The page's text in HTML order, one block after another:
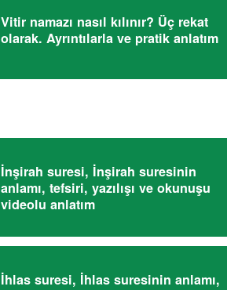
Vitir namazı nasıl kılınır? Üç rekat
olarak. Ayrıntılarla ve pratik anlatım
İnşirah suresi, İnşirah suresinin
anlamı, tefsiri, yazılışı ve okunuşu
videolu anlatım
İhlas suresi, İhlas suresinin anlamı,